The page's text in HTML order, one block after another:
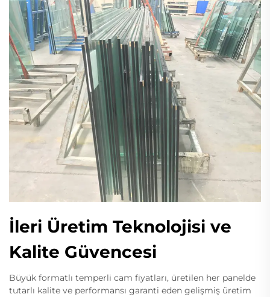
İleri Üretim Teknolojisi ve
Kalite Güvencesi
Büyük formatlı temperli cam fiyatları, üretilen her panelde
tutarlı kalite ve performansı garanti eden gelişmiş üretim